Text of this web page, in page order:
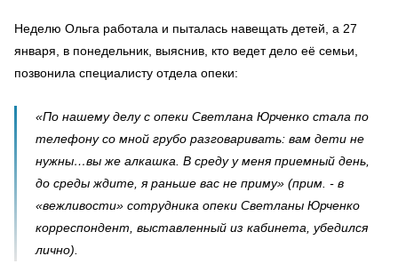
Неделю Ольга работала и пыталась навещать детей, а 27
января, в понедельник, выяснив, кто ведет дело её семьи,
позвонила специалисту отдела опеки:
«По нашему делу с опеки Светлана Юрченко стала по
телефону со мной грубо разговаривать: вам дети не
нужны…вы же алкашка. В среду у меня приемный день,
до среды ждите, я раньше вас не приму» (прим. - в
«вежливости» сотрудника опеки Светланы Юрченко
корреспондент, выставленный из кабинета, убедился
лично).